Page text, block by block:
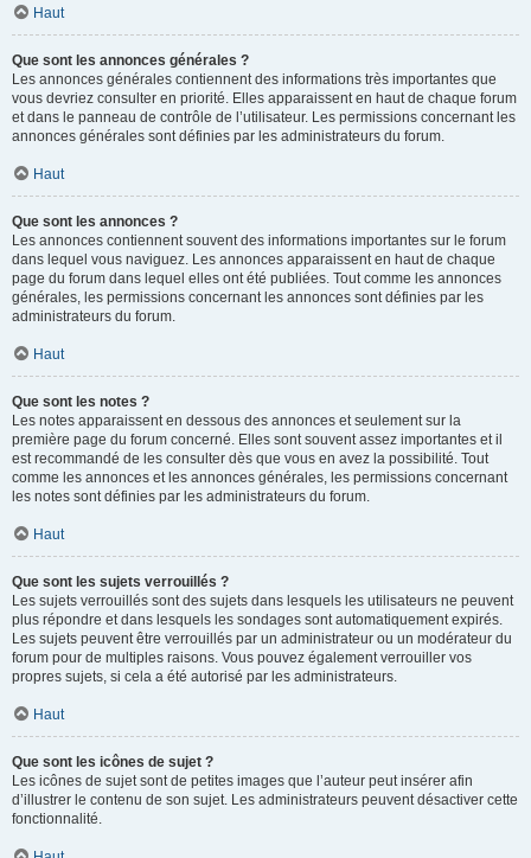
Haut
Que sont les annonces générales ?
Les annonces générales contiennent des informations très importantes que
vous devriez consulter en priorité. Elles apparaissent en haut de chaque forum
et dans le panneau de contrôle de l’utilisateur. Les permissions concernant les
annonces générales sont définies par les administrateurs du forum.
Haut
Que sont les annonces ?
Les annonces contiennent souvent des informations importantes sur le forum
dans lequel vous naviguez. Les annonces apparaissent en haut de chaque
page du forum dans lequel elles ont été publiées. Tout comme les annonces
générales, les permissions concernant les annonces sont définies par les
administrateurs du forum.
Haut
Que sont les notes ?
Les notes apparaissent en dessous des annonces et seulement sur la
première page du forum concerné. Elles sont souvent assez importantes et il
est recommandé de les consulter dès que vous en avez la possibilité. Tout
comme les annonces et les annonces générales, les permissions concernant
les notes sont définies par les administrateurs du forum.
Haut
Que sont les sujets verrouillés ?
Les sujets verrouillés sont des sujets dans lesquels les utilisateurs ne peuvent
plus répondre et dans lesquels les sondages sont automatiquement expirés.
Les sujets peuvent être verrouillés par un administrateur ou un modérateur du
forum pour de multiples raisons. Vous pouvez également verrouiller vos
propres sujets, si cela a été autorisé par les administrateurs.
Haut
Que sont les icônes de sujet ?
Les icônes de sujet sont de petites images que l’auteur peut insérer afin
d’illustrer le contenu de son sujet. Les administrateurs peuvent désactiver cette
fonctionnalité.